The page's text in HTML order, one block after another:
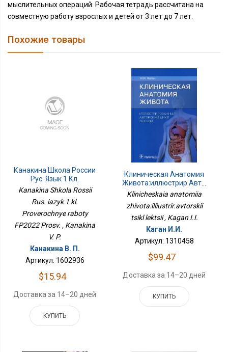
мыслительных операций. Рабочая тетрадь рассчитана на
совместную работу взрослых и детей от 3 лет до 7 лет.
Похожие товары
Канакина Школа России
Рус. Язык 1 Кл.
Проверочные Работы
Kanakina Shkola Rossii
Rus. iazyk 1 kl.
Proverochnye raboty
FP2022 Prosv. , Kanakina
V. P.
Канакина В. П.
Артикул: 1602936
$15.94
Доставка за 14–20 дней
КУПИТЬ
Клиническая Анатомия
Живота:иллюстрир.авторский
Цикл Лекций
Klinicheskaia anatomiia
zhivota:illiustrir.avtorskii
tsikl lektsii , Kagan I.I.
Каган И.И.
Артикул: 1310458
$99.47
Доставка за 14–20 дней
КУПИТЬ